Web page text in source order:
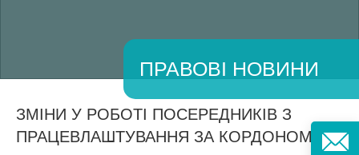
ПРАВОВІ НОВИНИ
ЗМІНИ У РОБОТІ ПОСЕРЕДНИКІВ З
ПРАЦЕВЛАШТУВАННЯ ЗА КОРДОНОМ